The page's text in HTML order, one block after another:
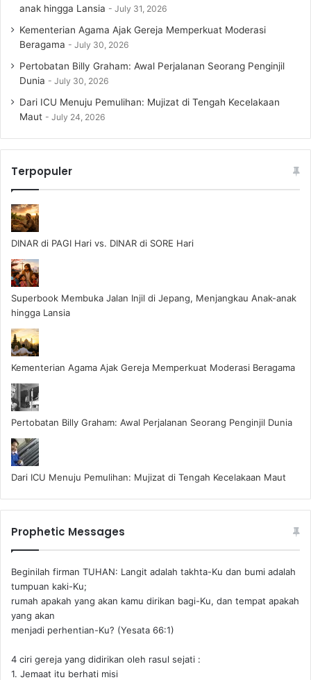
anak hingga Lansia
July 31, 2026
Kementerian Agama Ajak Gereja Memperkuat Moderasi
Beragama
July 30, 2026
Pertobatan Billy Graham: Awal Perjalanan Seorang Penginjil
Dunia
July 30, 2026
Dari ICU Menuju Pemulihan: Mujizat di Tengah Kecelakaan
Maut
July 24, 2026
Terpopuler
DINAR di PAGI Hari vs. DINAR di SORE Hari
Superbook Membuka Jalan Injil di Jepang, Menjangkau Anak-anak
hingga Lansia
Kementerian Agama Ajak Gereja Memperkuat Moderasi Beragama
Pertobatan Billy Graham: Awal Perjalanan Seorang Penginjil Dunia
Dari ICU Menuju Pemulihan: Mujizat di Tengah Kecelakaan Maut
Prophetic Messages
Beginilah firman TUHAN: Langit adalah takhta-Ku dan bumi adalah
tumpuan kaki-Ku;
rumah apakah yang akan kamu dirikan bagi-Ku, dan tempat apakah
yang akan
menjadi perhentian-Ku? (Yesata 66:1) ‪
4 ciri gereja yang didirikan oleh rasul sejati :
1. Jemaat itu berhati misi